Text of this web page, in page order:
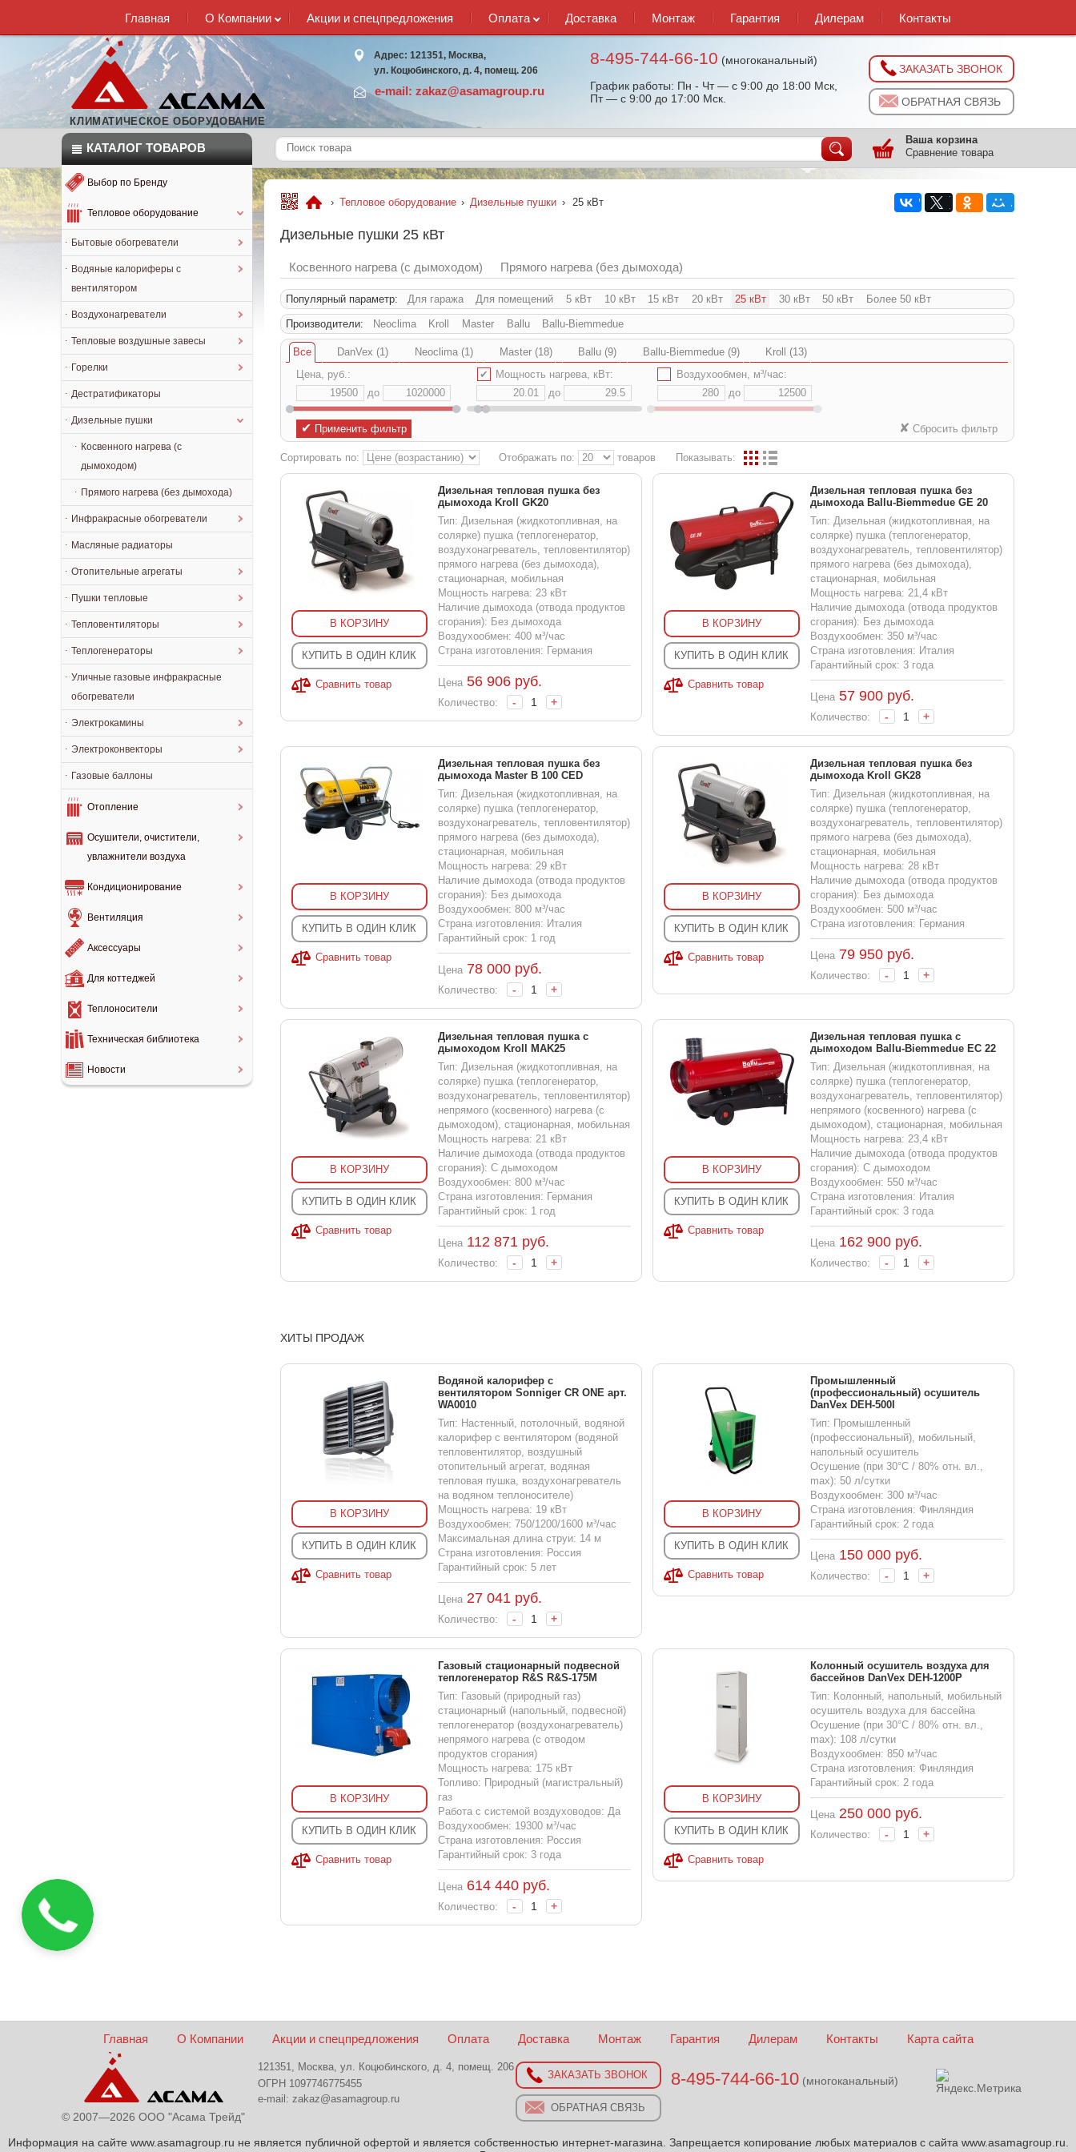
Главная О Компании Акции и спецпредложения Оплата Доставка Монтаж Гарантия Дилерам Контакты
КЛИМАТИЧЕСКОЕ ОБОРУДОВАНИЕ
Адрес: 121351, Москва,
ул. Коцюбинского, д. 4, помещ. 206
e-mail: zakaz@asamagroup.ru
8-495-744-66-10 (многоканальный)
График работы: Пн - Чт — с 9:00 до 18:00 Мск,
Пт — с 9:00 до 17:00 Мск.
ЗАКАЗАТЬ ЗВОНОК
ОБРАТНАЯ СВЯЗЬ
КАТАЛОГ ТОВАРОВ
Ваша корзина
Сравнение товара
Выбор по Бренду
Тепловое оборудование
Бытовые обогреватели
Водяные калориферы с
вентилятором
Воздухонагреватели
Тепловые воздушные завесы
Горелки
Дестратификаторы
Дизельные пушки
Косвенного нагрева (с
дымоходом)
Прямого нагрева (без дымохода)
Инфракрасные обогреватели
Масляные радиаторы
Отопительные агрегаты
Пушки тепловые
Тепловентиляторы
Теплогенераторы
Уличные газовые инфракрасные
обогреватели
Электрокамины
Электроконвекторы
Газовые баллоны
Отопление
Осушители, очистители,
увлажнители воздуха
Кондиционирование
Вентиляция
Аксессуары
Для коттеджей
Теплоносители
Техническая библиотека
Новости
› Тепловое оборудование › Дизельные пушки › 25 кВт
Дизельные пушки 25 кВт
Косвенного нагрева (с дымоходом) Прямого нагрева (без дымохода)
Популярный параметр: Для гаража Для помещений 5 кВт 10 кВт 15 кВт 20 кВт 25 кВт 30 кВт 50 кВт Более 50 кВт
Производители: Neoclima Kroll Master Ballu Ballu-Biemmedue
Все DanVex (1) Neoclima (1) Master (18) Ballu (9) Ballu-Biemmedue (9)
Kroll (13)
Цена, руб.:
до
✔
Мощность нагрева, кВт:
до
Воздухообмен, м³/час:
до
✔ Применить фильтр ✘ Сбросить фильтр
Сортировать по: Отображать по: товаров Показывать:
В КОРЗИНУ
КУПИТЬ В ОДИН КЛИК
Сравнить товар
Дизельная тепловая пушка без
дымохода Kroll GK20
Тип: Дизельная (жидкотопливная, на
солярке) пушка (теплогенератор,
воздухонагреватель, тепловентилятор)
прямого нагрева (без дымохода),
стационарная, мобильная
Мощность нагрева: 23 кВт
Наличие дымохода (отвода продуктов
сгорания): Без дымохода
Воздухообмен: 400 м³/час
Страна изготовления: Германия
Цена 56 906руб.
Количество: - +
В КОРЗИНУ
КУПИТЬ В ОДИН КЛИК
Сравнить товар
Дизельная тепловая пушка без
дымохода Ballu-Biemmedue GE 20
Тип: Дизельная (жидкотопливная, на
солярке) пушка (теплогенератор,
воздухонагреватель, тепловентилятор)
прямого нагрева (без дымохода),
стационарная, мобильная
Мощность нагрева: 21,4 кВт
Наличие дымохода (отвода продуктов
сгорания): Без дымохода
Воздухообмен: 350 м³/час
Страна изготовления: Италия
Гарантийный срок: 3 года
Цена 57 900руб.
Количество: - +
В КОРЗИНУ
КУПИТЬ В ОДИН КЛИК
Сравнить товар
Дизельная тепловая пушка без
дымохода Master B 100 CED
Тип: Дизельная (жидкотопливная, на
солярке) пушка (теплогенератор,
воздухонагреватель, тепловентилятор)
прямого нагрева (без дымохода),
стационарная, мобильная
Мощность нагрева: 29 кВт
Наличие дымохода (отвода продуктов
сгорания): Без дымохода
Воздухообмен: 800 м³/час
Страна изготовления: Италия
Гарантийный срок: 1 год
Цена 78 000руб.
Количество: - +
В КОРЗИНУ
КУПИТЬ В ОДИН КЛИК
Сравнить товар
Дизельная тепловая пушка без
дымохода Kroll GK28
Тип: Дизельная (жидкотопливная, на
солярке) пушка (теплогенератор,
воздухонагреватель, тепловентилятор)
прямого нагрева (без дымохода),
стационарная, мобильная
Мощность нагрева: 28 кВт
Наличие дымохода (отвода продуктов
сгорания): Без дымохода
Воздухообмен: 500 м³/час
Страна изготовления: Германия
Цена 79 950руб.
Количество: - +
В КОРЗИНУ
КУПИТЬ В ОДИН КЛИК
Сравнить товар
Дизельная тепловая пушка с
дымоходом Kroll MAK25
Тип: Дизельная (жидкотопливная, на
солярке) пушка (теплогенератор,
воздухонагреватель, тепловентилятор)
непрямого (косвенного) нагрева (с
дымоходом), стационарная, мобильная
Мощность нагрева: 21 кВт
Наличие дымохода (отвода продуктов
сгорания): С дымоходом
Воздухообмен: 800 м³/час
Страна изготовления: Германия
Гарантийный срок: 1 год
Цена 112 871 руб.
Количество: - +
В КОРЗИНУ
КУПИТЬ В ОДИН КЛИК
Сравнить товар
Дизельная тепловая пушка с
дымоходом Ballu-Biemmedue EC 22
Тип: Дизельная (жидкотопливная, на
солярке) пушка (теплогенератор,
воздухонагреватель, тепловентилятор)
непрямого (косвенного) нагрева (с
дымоходом), стационарная, мобильная
Мощность нагрева: 23,4 кВт
Наличие дымохода (отвода продуктов
сгорания): С дымоходом
Воздухообмен: 550 м³/час
Страна изготовления: Италия
Гарантийный срок: 3 года
Цена 162 900руб.
Количество: - +
ХИТЫ ПРОДАЖ
В КОРЗИНУ
КУПИТЬ В ОДИН КЛИК
Сравнить товар
Водяной калорифер с
вентилятором Sonniger CR ONE арт.
WA0010
Тип: Настенный, потолочный, водяной
калорифер с вентилятором (водяной
тепловентилятор, воздушный
отопительный агрегат, водяная
тепловая пушка, воздухонагреватель
на водяном теплоносителе)
Мощность нагрева: 19 кВт
Воздухообмен: 750/1200/1600 м³/час
Максимальная длина струи: 14 м
Страна изготовления: Россия
Гарантийный срок: 5 лет
Цена 27 041 руб.
Количество: - +
В КОРЗИНУ
КУПИТЬ В ОДИН КЛИК
Сравнить товар
Промышленный
(профессиональный) осушитель
DanVex DEH-500I
Тип: Промышленный
(профессиональный), мобильный,
напольный осушитель
Осушение (при 30°С / 80% отн. вл.,
max): 50 л/сутки
Воздухообмен: 300 м³/час
Страна изготовления: Финляндия
Гарантийный срок: 2 года
Цена 150 000руб.
Количество: - +
В КОРЗИНУ
КУПИТЬ В ОДИН КЛИК
Сравнить товар
Газовый стационарный подвесной
теплогенератор R&S R&S-175M
Тип: Газовый (природный газ)
стационарный (напольный, подвесной)
теплогенератор (воздухонагреватель)
непрямого нагрева (с отводом
продуктов сгорания)
Мощность нагрева: 175 кВт
Топливо: Природный (магистральный)
газ
Работа с системой воздуховодов: Да
Воздухообмен: 19300 м³/час
Страна изготовления: Россия
Гарантийный срок: 3 года
Цена 614 440руб.
Количество: - +
В КОРЗИНУ
КУПИТЬ В ОДИН КЛИК
Сравнить товар
Колонный осушитель воздуха для
бассейнов DanVex DEH-1200P
Тип: Колонный, напольный, мобильный
осушитель воздуха для бассейна
Осушение (при 30°С / 80% отн. вл.,
max): 108 л/сутки
Воздухообмен: 850 м³/час
Страна изготовления: Финляндия
Гарантийный срок: 2 года
Цена 250 000руб.
Количество: - +
Главная О Компании Акции и спецпредложения Оплата Доставка Монтаж Гарантия Дилерам Контакты Карта сайта
© 2007—2026 ООО "Асама Трейд"
121351, Москва, ул. Коцюбинского, д. 4, помещ. 206
ОГРН 1097746775455
e-mail: zakaz@asamagroup.ru
ЗАКАЗАТЬ ЗВОНОК
ОБРАТНАЯ СВЯЗЬ
8-495-744-66-10 (многоканальный)
Информация на сайте www.asamagroup.ru не является публичной офертой и является собственностью интернет-магазина. Запрещается копирование любых материалов с сайта www.asamagroup.ru.